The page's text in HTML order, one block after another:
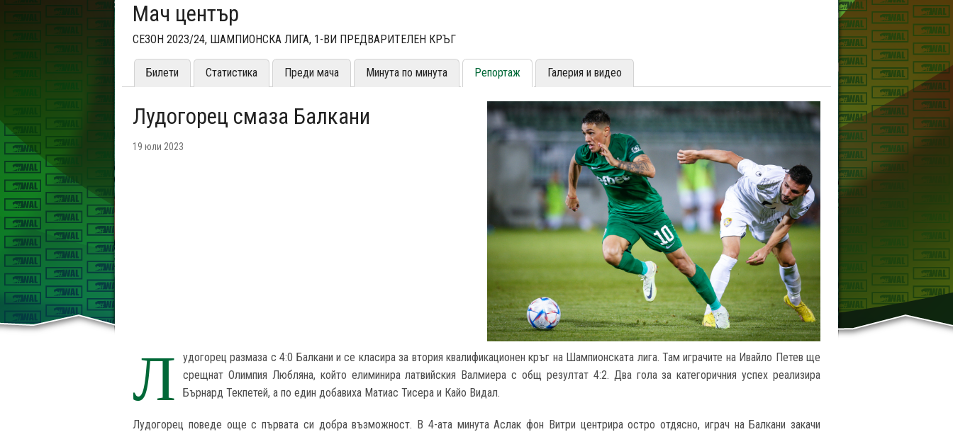
Мач център
СЕЗОН 2023/24, ШАМПИОНСКА ЛИГА, 1-ВИ ПРЕДВАРИТЕЛЕН КРЪГ
Билети Статистика Преди мача Минута по минута Репортаж Галерия и видео
Лудогорец смаза Балкани
19 юли 2023
Л
удогорец размаза с 4:0 Балкани и се класира за втория квалификационен кръг на Шампионската лига. Там играчите на Ивайло Петев ще
срещнат Олимпия Любляна, който елиминира латвийския Валмиера с общ резултат 4:2. Два гола за категоричния успех реализира
Бърнард Текпетей, а по един добавиха Матиас Тисера и Кайо Видал.
Лудогорец поведе още с първата си добра възможност. В 4-ата минута Аслак фон Витри центрира остро отдясно, играч на Балкани закачи